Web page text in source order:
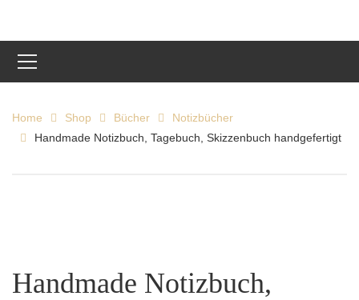
Home Shop Bücher
Notizbücher
Handmade Notizbuch, Tagebuch, Skizzenbuch handgefertigt
Handmade Notizbuch,